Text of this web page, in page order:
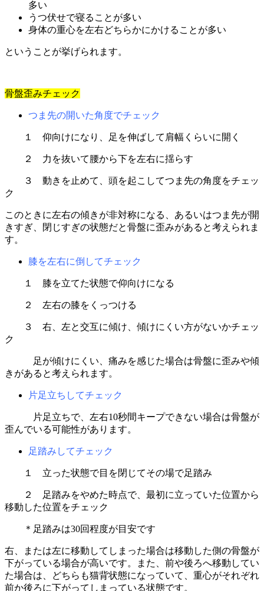
多い
うつ伏せで寝ることが多い
身体の重心を左右どちらかにかけることが多い
ということが挙げられます。
骨盤歪みチェック
つま先の開いた角度でチェック
１ 仰向けになり、足を伸ばして肩幅くらいに開く
２ 力を抜いて腰から下を左右に揺らす
３ 動きを止めて、頭を起こしてつま先の角度をチェッ
ク
このときに左右の傾きが非対称になる、あるいはつま先が開
きすぎ、閉じすぎの状態だと骨盤に歪みがあると考えられま
す。
膝を左右に倒してチェック
１ 膝を立てた状態で仰向けになる
２ 左右の膝をくっつける
３ 右、左と交互に傾け、傾けにくい方がないかチェッ
ク
足が傾けにくい、痛みを感じた場合は骨盤に歪みや傾
きがあると考えられます。
片足立ちしてチェック
片足立ちで、左右10秒間キープできない場合は骨盤が
歪んでいる可能性があります。
足踏みしてチェック
１ 立った状態で目を閉じてその場で足踏み
２ 足踏みをやめた時点で、最初に立っていた位置から
移動した位置をチェック
＊足踏みは30回程度が目安です
右、または左に移動してしまった場合は移動した側の骨盤が
下がっている場合が高いです。また、前や後ろへ移動してい
た場合は、どちらも猫背状態になっていて、重心がそれぞれ
前か後ろに下がってしまっている状態です。